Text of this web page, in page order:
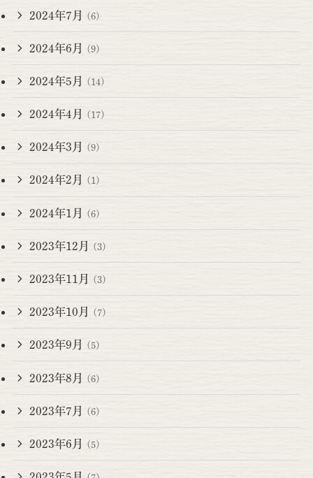
2024年7月 (6)
2024年6月 (9)
2024年5月 (14)
2024年4月 (17)
2024年3月 (9)
2024年2月 (1)
2024年1月 (6)
2023年12月 (3)
2023年11月 (3)
2023年10月 (7)
2023年9月 (5)
2023年8月 (6)
2023年7月 (6)
2023年6月 (5)